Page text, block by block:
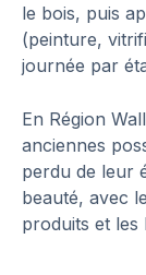
le bois, puis
(peinture,
journée par
En Région
anciennes
perdu de leur
beauté, avec
produits et les